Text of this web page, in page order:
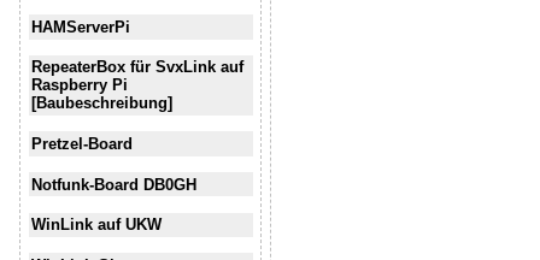
HAMServerPi
RepeaterBox für SvxLink auf
Raspberry Pi
[Baubeschreibung]
Pretzel-Board
Notfunk-Board DB0GH
WinLink auf UKW